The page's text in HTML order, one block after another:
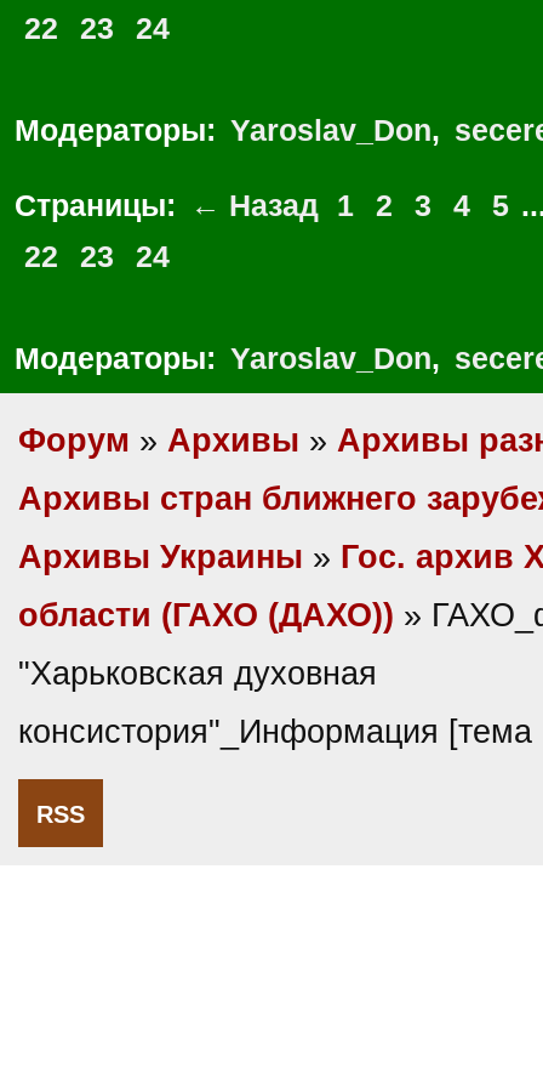
22 23 24
Модераторы: Yaroslav_Don,
Страницы: ← Назад 1 2 3 4 5
22
23 24
Модераторы: Yaroslav_Don,
Форум » Архивы » Архивы
Архивы стран ближнего
Архивы Украины » Гос. архив
области (ГАХО (ДАХО)) »
"Харьковская духовная
консистория"_Информация
RSS